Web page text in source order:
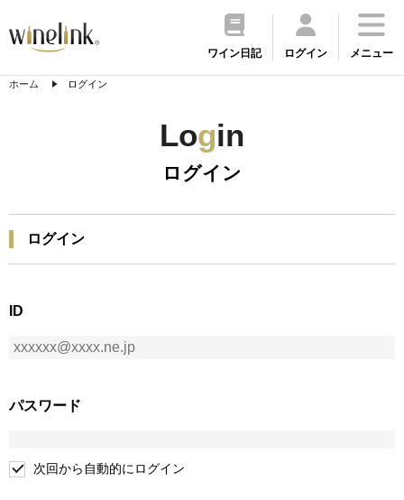
ワイン日記 ログイン メニュー
ホーム ログイン
Login
ログイン
ログイン
ID
パスワード
次回から自動的にログイン